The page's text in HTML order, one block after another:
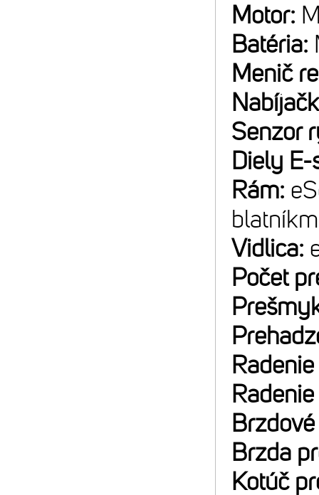
Motor:
Batéria:
Menič
Senzor
Diely
Rám:
Vidlica:
Počet
Brzda
Kotúč